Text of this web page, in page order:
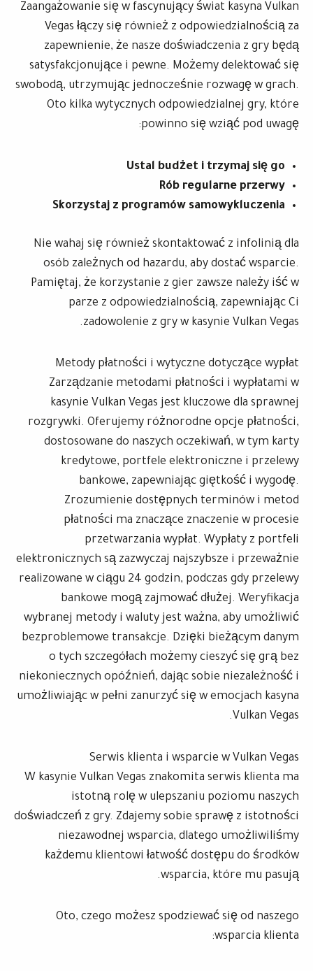
Zaangażowanie się w fascynujący świat kasyna Vulkan
Vegas łączy się również z odpowiedzialnością za
zapewnienie, że nasze doświadczenia z gry będą
satysfakcjonujące i pewne. Możemy delektować się
swobodą, utrzymując jednocześnie rozwagę w grach.
Oto kilka wytycznych odpowiedzialnej gry, które
powinno się wziąć pod uwagę:
Ustal budżet i trzymaj się go
Rób regularne przerwy
Skorzystaj z programów samowykluczenia
Nie wahaj się również skontaktować z infolinią dla
osób zależnych od hazardu, aby dostać wsparcie.
Pamiętaj, że korzystanie z gier zawsze należy iść w
parze z odpowiedzialnością, zapewniając Ci
zadowolenie z gry w kasynie Vulkan Vegas.
Metody płatności i wytyczne dotyczące wypłat
Zarządzanie metodami płatności i wypłatami w
kasynie Vulkan Vegas jest kluczowe dla sprawnej
rozgrywki. Oferujemy różnorodne opcje płatności,
dostosowane do naszych oczekiwań, w tym karty
kredytowe, portfele elektroniczne i przelewy
bankowe, zapewniając giętkość i wygodę.
Zrozumienie dostępnych terminów i metod
płatności ma znaczące znaczenie w procesie
przetwarzania wypłat. Wypłaty z portfeli
elektronicznych są zazwyczaj najszybsze i przeważnie
realizowane w ciągu 24 godzin, podczas gdy przelewy
bankowe mogą zajmować dłużej. Weryfikacja
wybranej metody i waluty jest ważna, aby umożliwić
bezproblemowe transakcje. Dzięki bieżącym danym
o tych szczegółach możemy cieszyć się grą bez
niekoniecznych opóźnień, dając sobie niezależność i
umożliwiając w pełni zanurzyć się w emocjach kasyna
Vulkan Vegas.
Serwis klienta i wsparcie w Vulkan Vegas
W kasynie Vulkan Vegas znakomita serwis klienta ma
istotną rolę w ulepszaniu poziomu naszych
doświadczeń z gry. Zdajemy sobie sprawę z istotności
niezawodnej wsparcia, dlatego umożliwiliśmy
każdemu klientowi łatwość dostępu do środków
wsparcia, które mu pasują.
Oto, czego możesz spodziewać się od naszego
wsparcia klienta: